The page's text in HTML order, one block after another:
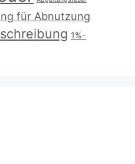
für Abnutzung
1%-